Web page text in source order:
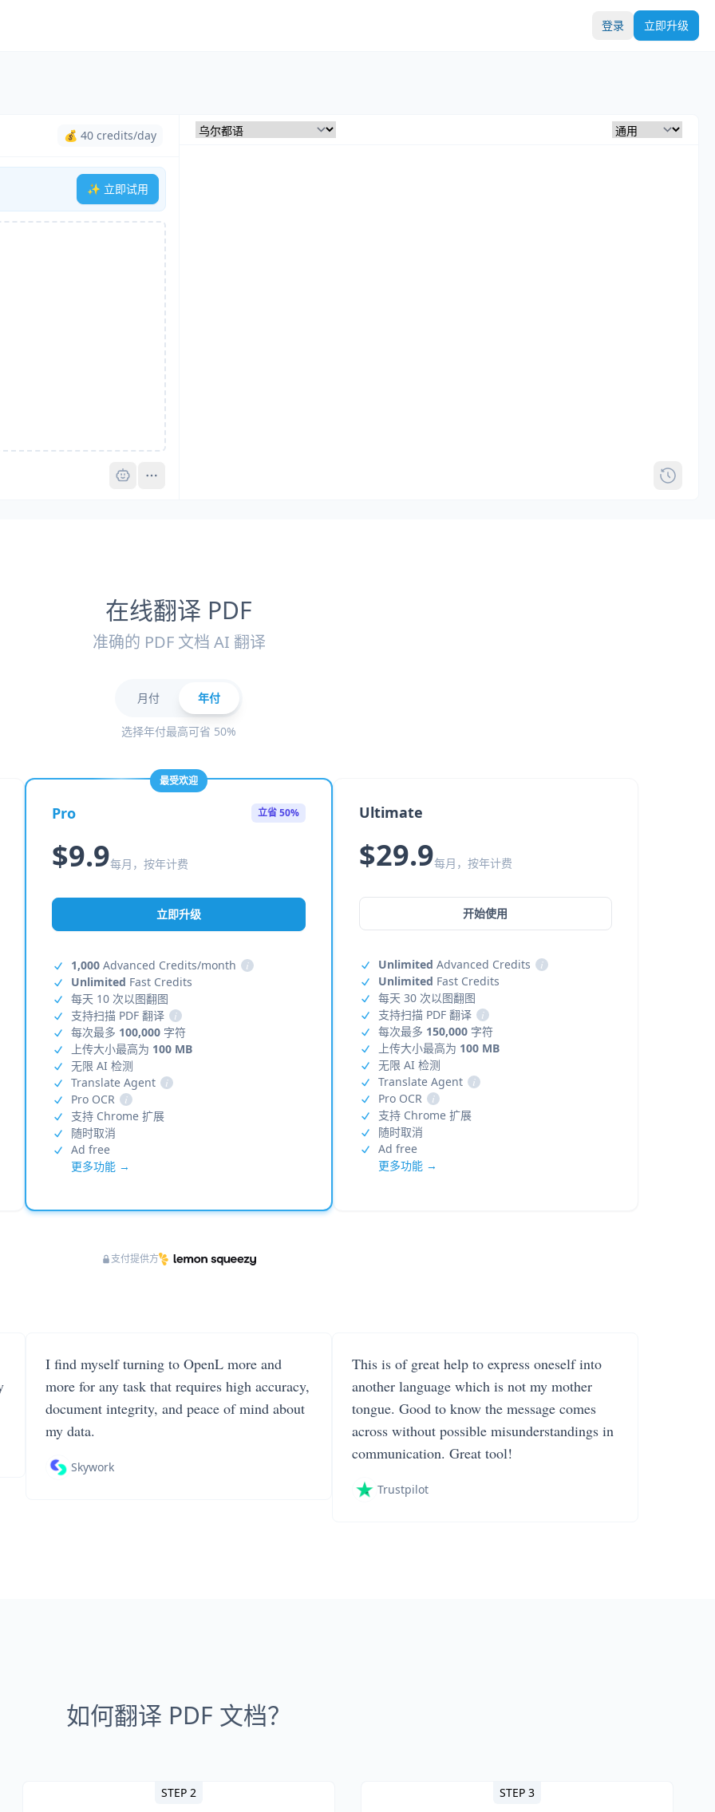
登录 立即升级
💰 40 credits/day
✨ 立即试用
Pro
在线翻译 PDF
准确的 PDF 文档 AI 翻译
月付 年付
选择年付最高可省 50%
最受欢迎
Pro 立省 50%
$9.9每月，按年计费
立即升级
1,000 Advanced Credits/month
i
Unlimited Fast Credits
每天 10 次以图翻图
支持扫描 PDF 翻译
i
每次最多 100,000 字符
上传大小最高为 100 MB
无限 AI 检测
Translate Agent
i
Pro OCR
i
支持 Chrome 扩展
随时取消
Ad free
更多功能 →
Ultimate
$29.9每月，按年计费
开始使用
Unlimited Advanced Credits
i
Unlimited Fast Credits
每天 30 次以图翻图
支持扫描 PDF 翻译
i
每次最多 150,000字符
上传大小最高为 100 MB
无限 AI 检测
Translate Agent
i
Pro OCR
i
支持 Chrome 扩展
随时取消
Ad free
更多功能 →
支付提供方
I find myself turning to OpenL more and
more for any task that requires high accuracy,
document integrity, and peace of mind about
my data.
Skywork
This is of great help to express oneself into
another language which is not my mother
tongue. Good to know the message comes
across without possible misunderstandings in
communication. Great tool!
Trustpilot
如何翻译 PDF 文档？
STEP 2 STEP 3